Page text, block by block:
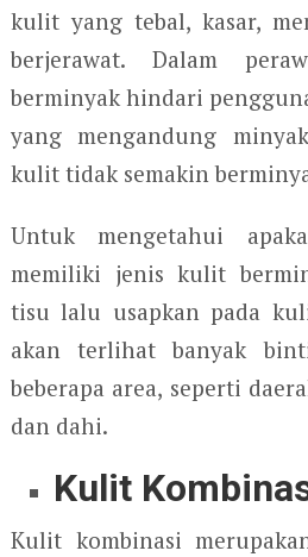
kulit yang tebal, kasar,
berjerawat. Dalam
berminyak hindari
yang mengandung
kulit tidak semakin
Untuk mengetahui
memiliki jenis kulit
tisu lalu usapkan pada
akan terlihat banyak
beberapa area, seperti
dan dahi.
Kulit
Kulit kombinasi